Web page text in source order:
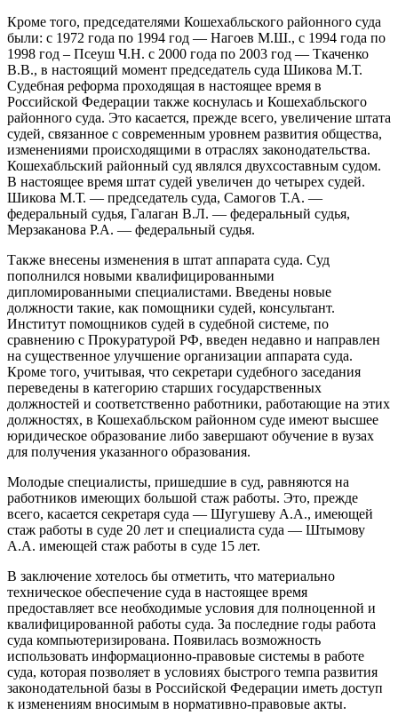
Кроме того, председателями Кошехабльского районного суда
были: с 1972 года по 1994 год — Нагоев М.Ш., с 1994 года по
1998 год – Псеуш Ч.Н. с 2000 года по 2003 год — Ткаченко
В.В., в настоящий момент председатель суда Шикова М.Т.
Судебная реформа проходящая в настоящее время в
Российской Федерации также коснулась и Кошехабльского
районного суда. Это касается, прежде всего, увеличение штата
судей, связанное с современным уровнем развития общества,
изменениями происходящими в отраслях законодательства.
Кошехабльский районный суд являлся двухсоставным судом.
В настоящее время штат судей увеличен до четырех судей.
Шикова М.Т. — председатель суда, Самогов Т.А. —
федеральный судья, Галаган В.Л. — федеральный судья,
Мерзаканова Р.А. — федеральный судья.
Также внесены изменения в штат аппарата суда. Суд
пополнился новыми квалифицированными
дипломированными специалистами. Введены новые
должности такие, как помощники судей, консультант.
Институт помощников судей в судебной системе, по
сравнению с Прокуратурой РФ, введен недавно и направлен
на существенное улучшение организации аппарата суда.
Кроме того, учитывая, что секретари судебного заседания
переведены в категорию старших государственных
должностей и соответственно работники, работающие на этих
должностях, в Кошехабльском районном суде имеют высшее
юридическое образование либо завершают обучение в вузах
для получения указанного образования.
Молодые специалисты, пришедшие в суд, равняются на
работников имеющих большой стаж работы. Это, прежде
всего, касается секретаря суда — Шугушеву А.А., имеющей
стаж работы в суде 20 лет и специалиста суда — Штымову
А.А. имеющей стаж работы в суде 15 лет.
В заключение хотелось бы отметить, что материально
техническое обеспечение суда в настоящее время
предоставляет все необходимые условия для полноценной и
квалифицированной работы суда. За последние годы работа
суда компьютеризирована. Появилась возможность
использовать информационно-правовые системы в работе
суда, которая позволяет в условиях быстрого темпа развития
законодательной базы в Российской Федерации иметь доступ
к изменениям вносимым в нормативно-правовые акты.